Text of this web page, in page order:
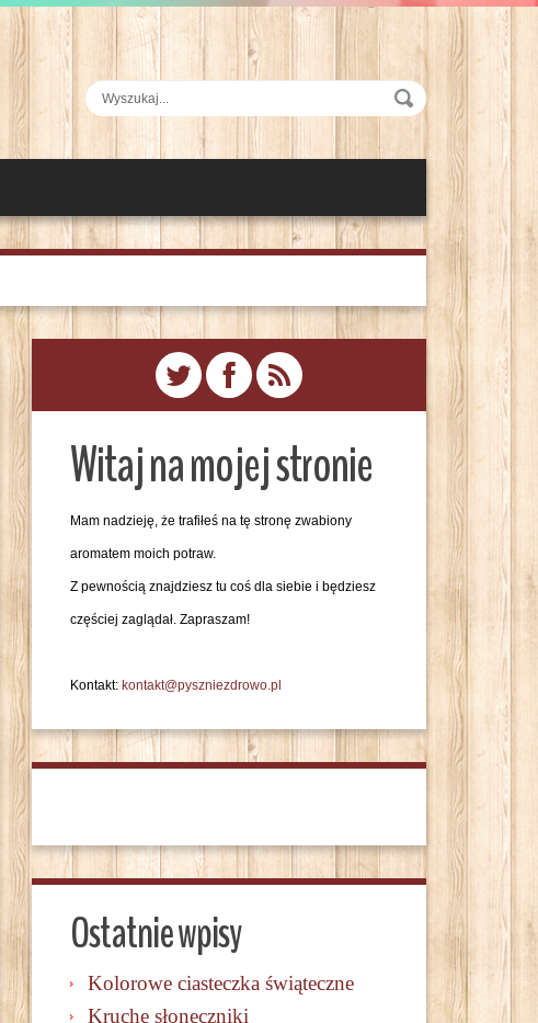
Witaj na mojej stronie
Mam nadzieję, że trafiłeś na tę stronę zwabiony
aromatem moich potraw.
Z pewnością znajdziesz tu coś dla siebie i będziesz
częściej zaglądał. Zapraszam!
Kontakt: kontakt@pyszniezdrowo.pl
Ostatnie wpisy
Kolorowe ciasteczka świąteczne
Kruche słoneczniki